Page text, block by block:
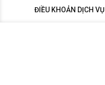
ĐIỀU KHOẢN DỊCH VỤ